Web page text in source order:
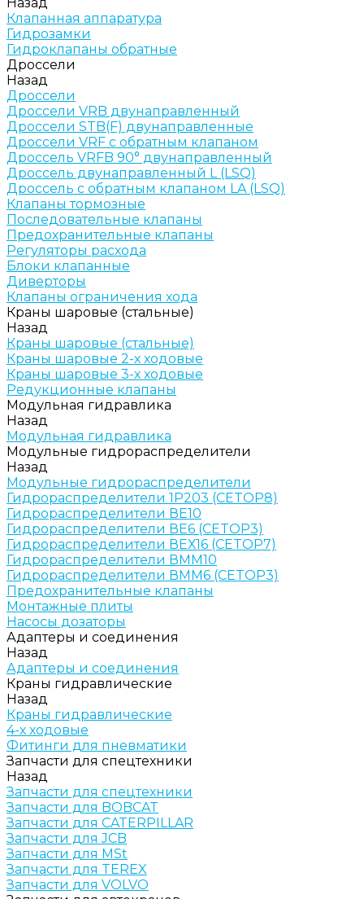
Клапанная аппаратура
Гидрозамки
Гидроклапаны обратные
Дроссели
Назад
Дроссели
Дроссели VRB двунаправленный
Дроссели STB(F) двунаправленные
Дроссели VRF с обратным клапаном
Дроссель VRFB 90° двунаправленный
Дроссель двунаправленный L (LSQ)
Дроссель с обратным клапаном LA (LSQ)
Клапаны тормозные
Последовательные клапаны
Предохранительные клапаны
Регуляторы расхода
Блоки клапанные
Диверторы
Клапаны ограничения хода
Краны шаровые (стальные)
Назад
Краны шаровые (стальные)
Краны шаровые 2-х ходовые
Краны шаровые 3-х ходовые
Редукционные клапаны
Модульная гидравлика
Назад
Модульная гидравлика
Модульные гидрораспределители
Назад
Модульные гидрораспределители
Гидрораспределители 1Р203 (CETOP8)
Гидрораспределители ВЕ10
Гидрораспределители ВЕ6 (CETOP3)
Гидрораспределители ВЕХ16 (CETOP7)
Гидрораспределители ВММ10
Гидрораспределители ВММ6 (CETOP3)
Предохранительные клапаны
Монтажные плиты
Насосы дозаторы
Адаптеры и соединения
Назад
Адаптеры и соединения
Краны гидравлические
Назад
Краны гидравлические
4-х ходовые
Фитинги для пневматики
Запчасти для спецтехники
Назад
Запчасти для спецтехники
Запчасти для BOBCAT
Запчасти для CATERPILLAR
Запчасти для JCB
Запчасти для MSt
Запчасти для TEREX
Запчасти для VOLVO